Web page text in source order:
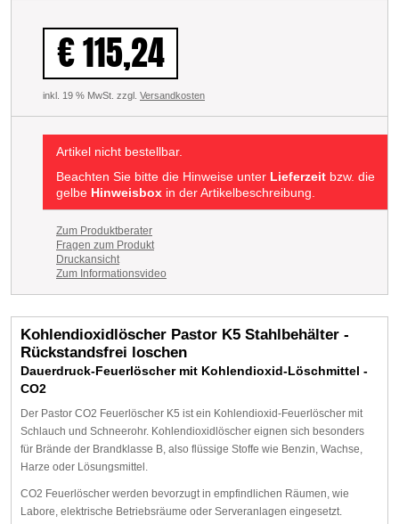
€ 115,24
inkl. 19 % MwSt. zzgl. Versandkosten
Artikel nicht bestellbar.
Beachten Sie bitte die Hinweise unter Lieferzeit bzw. die
gelbe Hinweisbox in der Artikelbeschreibung.
Zum Produktberater
Fragen zum Produkt
Druckansicht
Zum Informationsvideo
Kohlendioxidlöscher Pastor K5 Stahlbehälter -
Rückstandsfrei loschen
Dauerdruck-Feuerlöscher mit Kohlendioxid-Löschmittel -
CO2
Der Pastor CO2 Feuerlöscher K5 ist ein Kohlendioxid-Feuerlöscher mit
Schlauch und Schneerohr. Kohlendioxidlöscher eignen sich besonders
für Brände der Brandklasse B, also flüssige Stoffe wie Benzin, Wachse,
Harze oder Lösungsmittel.
CO2 Feuerlöscher werden bevorzugt in empfindlichen Räumen, wie
Labore, elektrische Betriebsräume oder Serveranlagen eingesetzt.